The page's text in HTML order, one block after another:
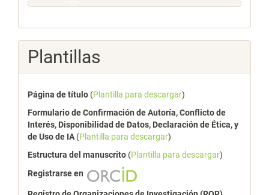
Plantillas
Página de título (Plantilla para descargar)
Formulario de Confirmación de Autoría, Conflicto de
Interés, Disponibilidad de Datos, Declaración de Ética, y
de Uso de IA (Plantilla para descargar)
Estructura del manuscrito (Plantilla para descargar)
Registrarse en